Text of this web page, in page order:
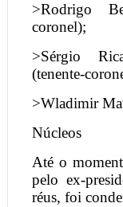
>Rodrigo
coronel);
>Sérgio
(tenente-
>Wladimir
Núcleos
Até o
pelo ex-
réus, foi